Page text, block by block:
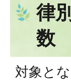
律
数
対象と